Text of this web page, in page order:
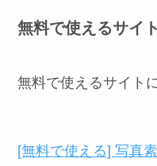
無料で使えるサイ
無料で使えるサイト
[無料で使える] 写真